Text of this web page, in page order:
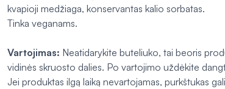
kvapioji medžiaga, konservantas kalio sorbatas.
Tinka veganams.
Vartojimas: Neatidarykite buteliuko, tai beoris
vidinės skruosto dalies. Po vartojimo uždėkite
Jei produktas ilgą laiką nevartojamas, purkštukas